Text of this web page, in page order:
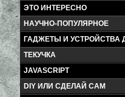
ЭТО ИНТЕРЕСНО
НАУЧНО-ПОПУЛЯРНОЕ
ГАДЖЕТЫ И УСТРОЙСТВА
ТЕКУЧКА
JAVASCRIPT
DIY ИЛИ СДЕЛАЙ САМ